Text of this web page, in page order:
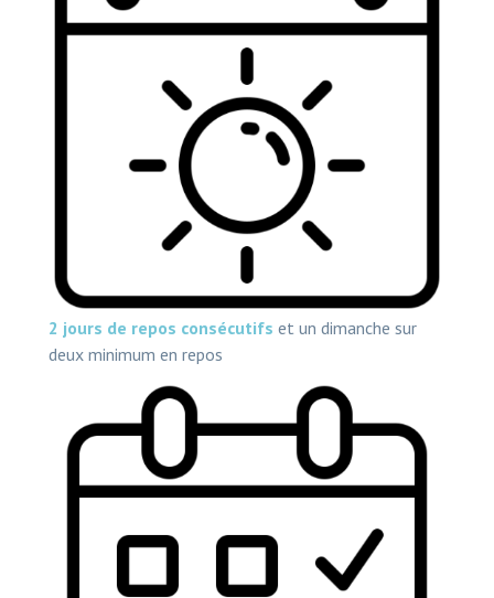
2 jours de repos consécutifs et un dimanche sur
deux minimum en repos